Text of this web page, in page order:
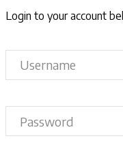
Login to your account